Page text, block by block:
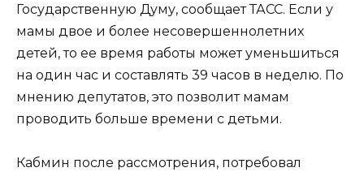
Государственную Думу, сообщает ТАСС. Если у
мамы двое и более несовершеннолетних
детей, то ее время работы может уменьшиться
на один час и составлять 39 часов в неделю. По
мнению депутатов, это позволит мамам
проводить больше времени с детьми.
Кабмин после рассмотрения, потребовал